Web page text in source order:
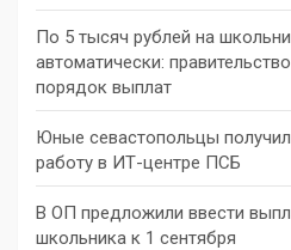
По 5 тысяч рублей на
автоматически:
порядок выплат
Юные севастопольцы
работу в ИТ-центре ПСБ
В ОП предложили ввести
школьника к 1 сентября